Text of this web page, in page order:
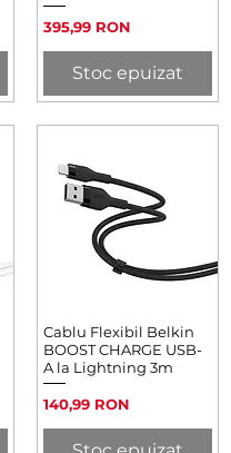
Preț
395,99 RON
Stoc epuizat
Afișare rapidă
Cablu Flexibil Belkin
BOOST CHARGE USB-
A la Lightning 3m
Preț
140,99 RON